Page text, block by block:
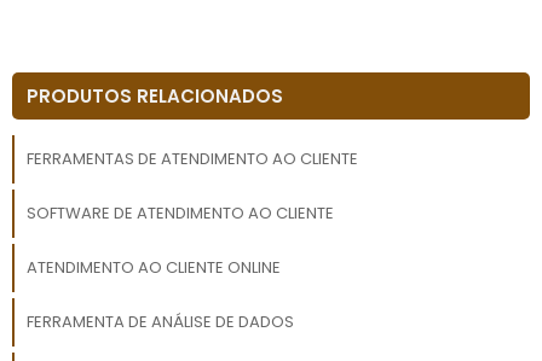
PRODUTOS RELACIONADOS
FERRAMENTAS DE ATENDIMENTO AO CLIENTE
SOFTWARE DE ATENDIMENTO AO CLIENTE
ATENDIMENTO AO CLIENTE ONLINE
FERRAMENTA DE ANÁLISE DE DADOS